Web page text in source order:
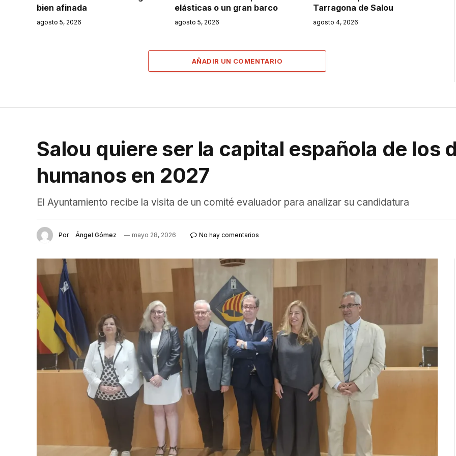
bien afinada
agosto 5, 2026
elásticas o un gran barco
agosto 5, 2026
Tarragona de Salou
agosto 4, 2026
AÑADIR UN COMENTARIO
Salou quiere ser la capital española de los
humanos en 2027
El Ayuntamiento recibe la visita de un comité evaluador para analizar su candidatura
Por Ángel Gómez mayo 28, 2026 No hay comentarios